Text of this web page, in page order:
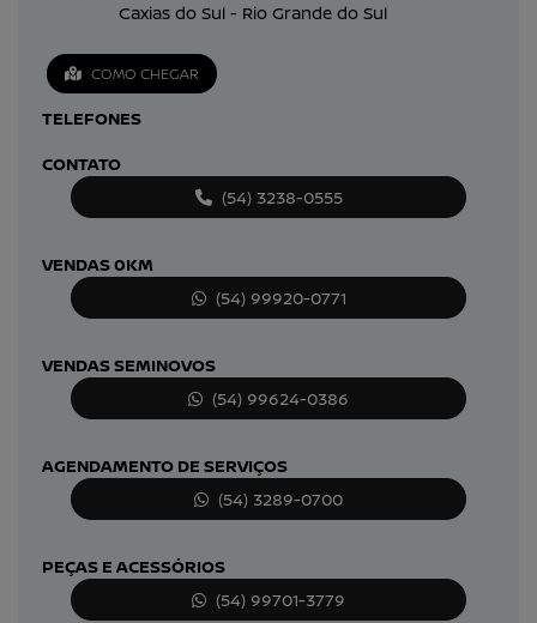
Caxias do Sul - Rio Grande do Sul
COMO CHEGAR
TELEFONES
CONTATO
(54) 3238-0555
VENDAS 0KM
(54) 99920-0771
VENDAS SEMINOVOS
(54) 99624-0386
AGENDAMENTO DE SERVIÇOS
(54) 3289-0700
PEÇAS E ACESSÓRIOS
(54) 99701-3779